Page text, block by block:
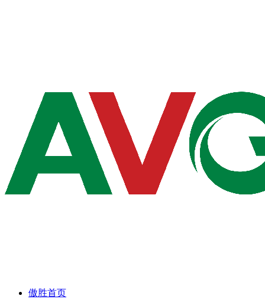
傲胜首页